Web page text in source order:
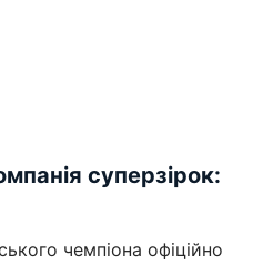
суперзірок:
чемпіона офіційно